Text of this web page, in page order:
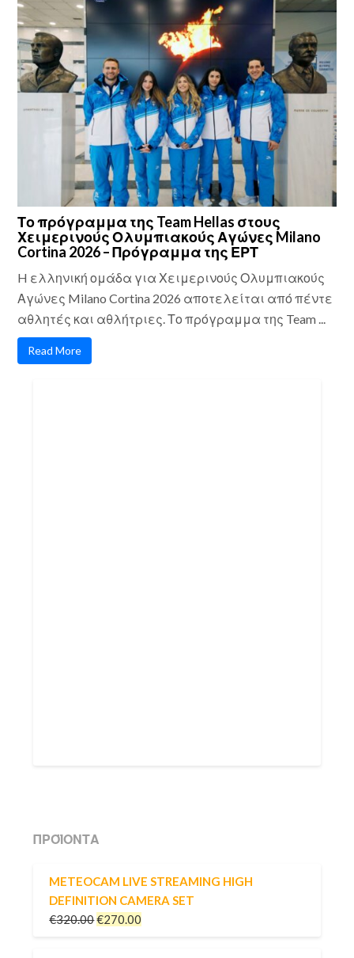
Το πρόγραμμα της Team Hellas στους
Χειμερινούς Ολυμπιακούς Αγώνες Milano
Cortina 2026 – Πρόγραμμα της ΕΡΤ
H ελληνική ομάδα για Χειμερινούς Ολυμπιακούς
Αγώνες Milano Cortina 2026 αποτελείται από πέντε
αθλητές και αθλήτριες. Το πρόγραμμα της Team ...
Read More
ΠΡΟΪΌΝΤΑ
METEOCAM LIVE STREAMING HIGH
DEFINITION CAMERA SET
€320.00€270.00